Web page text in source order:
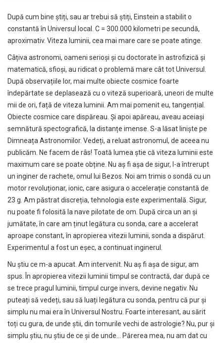
După cum bine știți, sau ar trebui să știți, Einstein a stabilit o
constantă în Universul local. C = 300.000 kilometri pe secundă,
aproximativ. Viteza luminii, cea mai mare care se poate atinge.
Câțiva astronomi, oameni serioși și cu doctorate în astrofizică și
matematică, sfioși, au ridicat o problemă mare cât tot Universul.
După observațiile lor, mai multe obiecte cosmice foarte
îndepărtate se deplasează cu o viteză superioară, uneori de multe
mii de ori, față de viteza luminii. Am mai pomenit eu, tangențial.
Obiecte cosmice care dispăreau. Și apoi apăreau, aveau aceiași
semnătură spectografică, la distanțe imense. S-a lăsat liniște pe
Dimneața Astronomilor. Vedeți, a reluat astronomul, de aceea nu
publicăm. Ne facem de râs! Toată lumea știe că viteza luminii este
maximum care se poate obține. Nu aș fi așa de sigur, l-a întrerupt
un inginer de rachete, omul lui Bezos. Noi am trimis o sondă cu un
motor revoluționar, ionic, care asigura o accelerație constantă de
23 g. Am păstrat discreția, tehnologia este experimentală. Sigur,
nu poate fi folosită la nave pilotate de om. După circa un an și
jumătate, în care am ținut legătura cu sonda, care a accelerat
aproape constant, în apropierea vitezii luminii, sonda a dispărut.
Experimentul a fost un eșec, a continuat inginerul.
Nu știu ce m-a apucat. Am intervenit. Nu aș fi așa de sigur, am
spus. În apropierea vitezii luminii timpul se contractă, dar după ce
se trece pragul luminii, timpul curge invers, devine negativ. Nu
puteați să vedeți, sau să luați legătura cu sonda, pentru că pur și
simplu nu mai era în Universul Nostru. Foarte interesant, au sărit
toți cu gura, de unde știi, din tomurile vechi de astrologie? Nu, pur și
simplu știu, nu știu de ce și de unde… Părerea mea, nu am dat cu